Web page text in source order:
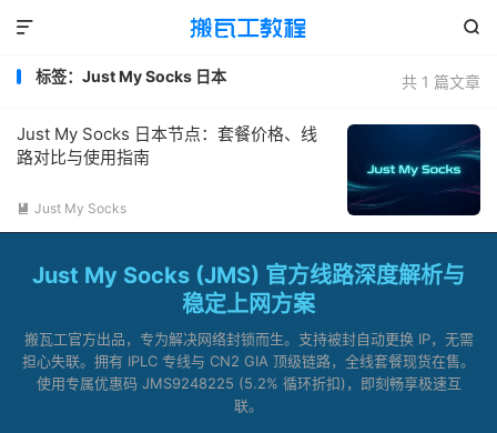


共 1 篇文章
标签：Just My Socks 日本
Just My Socks 日本节点：套餐价格、线
路对比与使用指南
 Just My Socks
Just My Socks (JMS) 官方线路深度解析与
稳定上网方案
搬瓦工官方出品，专为解决网络封锁而生。支持被封自动更换 IP，无需
担心失联。拥有 IPLC 专线与 CN2 GIA 顶级链路，全线套餐现货在售。
使用专属优惠码 JMS9248225 (5.2% 循环折扣)，即刻畅享极速互
联。